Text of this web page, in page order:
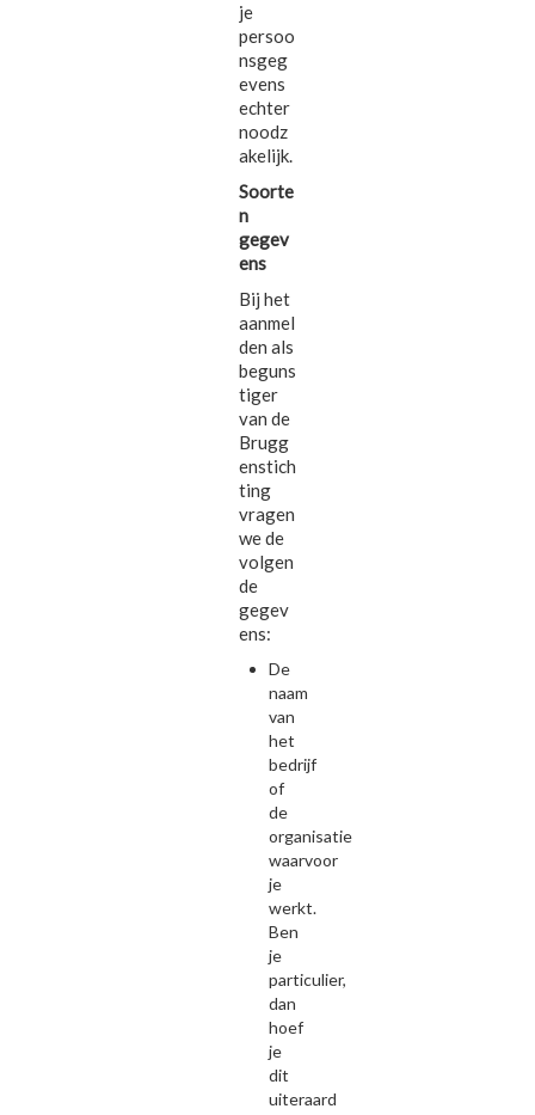
je
persoo
nsgeg
evens
echter
noodz
akelijk.
Soorte
n
gegev
ens
Bij het
aanmel
den als
beguns
tiger
van de
Brugg
enstich
ting
vragen
we de
volgen
de
gegev
ens:
De
naam
van
het
bedrijf
of
de
organisatie
waarvoor
je
werkt.
Ben
je
particulier,
dan
hoef
je
dit
uiteraard